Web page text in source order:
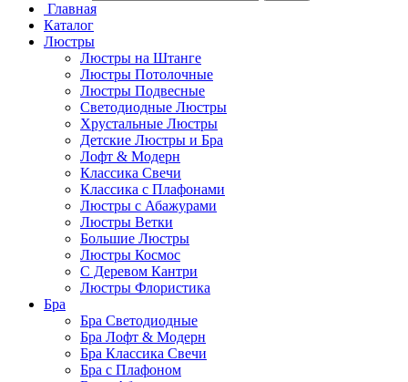
Главная
Каталог
Люстры
Люстры на Штанге
Люстры Потолочные
Люстры Подвесные
Светодиодные Люстры
Хрустальные Люстры
Детские Люстры и Бра
Лофт & Модерн
Классика Свечи
Классика с Плафонами
Люстры с Абажурами
Люстры Ветки
Большие Люстры
Люстры Космос
С Деревом Кантри
Люстры Флористика
Бра
Бра Светодиодные
Бра Лофт & Модерн
Бра Классика Свечи
Бра с Плафоном